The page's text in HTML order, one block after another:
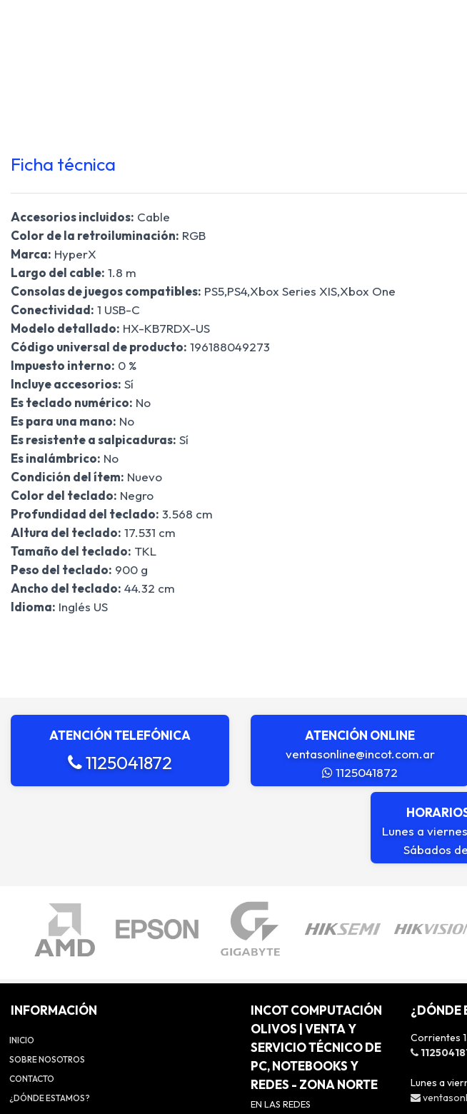
Ficha técnica
Accesorios incluidos: Cable
Color de la retroiluminación: RGB
Marca: HyperX
Largo del cable: 1.8 m
Consolas de juegos compatibles: PS5,PS4,Xbox Series XIS,Xbox One
Conectividad: 1 USB-C
Modelo detallado: HX-KB7RDX-US
Código universal de producto: 196188049273
Impuesto interno: 0 %
Incluye accesorios: Sí
Es teclado numérico: No
Es para una mano: No
Es resistente a salpicaduras: Sí
Es inalámbrico: No
Condición del ítem: Nuevo
Color del teclado: Negro
Profundidad del teclado: 3.568 cm
Altura del teclado: 17.531 cm
Tamaño del teclado: TKL
Peso del teclado: 900 g
Ancho del teclado: 44.32 cm
Idioma: Inglés US
ATENCIÓN TELEFÓNICA
1125041872
ATENCIÓN ONLINE
ventasonline@incot.com.ar
1125041872
Lunes a
Sábados
INFORMACIÓN
INICIO
SOBRE NOSOTROS
CONTACTO
¿DÓNDE ESTAMOS?
INCOT COMPUTACIÓN
OLIVOS | VENTA Y
SERVICIO TÉCNICO DE
PC, NOTEBOOKS Y
REDES - ZONA NORTE
EN LAS REDES
¿DÓNDE
Corrientes
Lunes a